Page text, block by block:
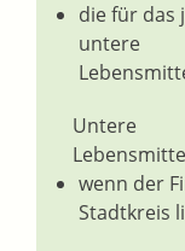
die für das
untere
Untere
wenn der
Stadtkreis